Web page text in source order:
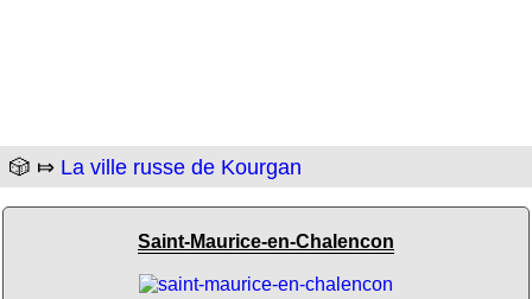
🎲 ⤇ La ville russe de Kourgan
Saint-Maurice-en-Chalencon